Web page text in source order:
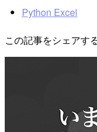
Python Excel
この記事をシェアす